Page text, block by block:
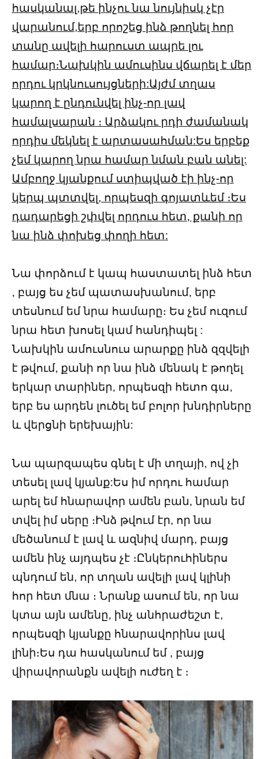
հասկանալ,թե ինչու նա նույնիսկ չէր
վարանում,երբ որոշեց ինձ թողնել հոր
տանը ավելի հարուստ ապրե լու
համար։Նախկին ամուսինս վճարել է մեր
որդու կրկնուսույցների:Այժմ տղաս
կարող է ընդունվել ինչ-որ լավ
համալսարան ։ Արձակու րդի ժամանակ
որդիս մեկնել է արտասահման:Ես երբեք
չեմ կարող նրա համար նման բան անել:
Ամբողջ կյանքում ստիպված էի ինչ-որ
կերպ պտտվել, որպեսզի գոյատևեմ ։Ես
դադարեցի շփվել որդուս հետ, քանի որ
նա ինձ փոխեց փողի հետ:
Նա փորձում է կապ հաստատել ինձ հետ
, բայց ես չեմ պատասխանում, երբ
տեսնում եմ նրա համարը։ Ես չեմ ուզում
նրա հետ խոսել կամ հանդիպել :
Նախկին ամուսնուս արարքը ինձ զզվելի
է թվում, քանի որ նա ինձ մենակ է թողել
երկար տարիներ, որպեսզի հետո գա,
երբ ես արդեն լուծել եմ բոլոր խնդիրները
և վերցնի երեխային:
Նա պարզապես գնել է մի տղայի, ով չի
տեսել լավ կյանք:Ես իմ որդու համար
արել եմ հնարավոր ամեն բան, նրան եմ
տվել իմ սերը ։Ինձ թվում էր, որ նա
մեծանում է լավ և ազնիվ մարդ, բայց
ամեն ինչ այդպես չէ ։Ընկերուհիներս
պնդում են, որ տղան ավելի լավ կլինի
հոր հետ մնա ։ Նրանք ասում են, որ նա
կտա այն ամենը, ինչ անհրաժեշտ է,
որպեսզի կյանքը հնարավորինս լավ
լինի։Ես դա հասկանում եմ , բայց
վիրավորանքն ավելի ուժեղ է ։